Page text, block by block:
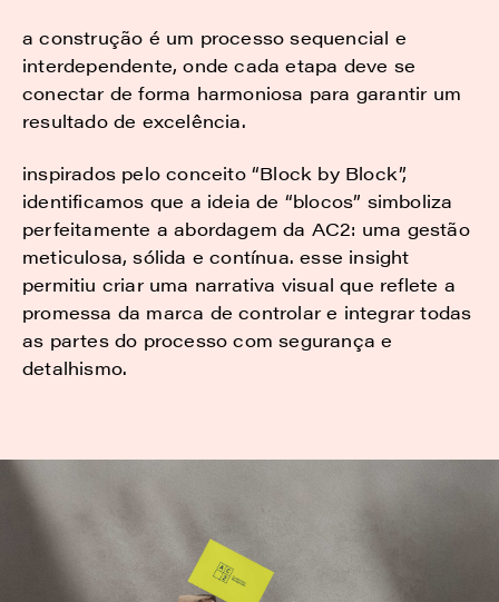
a construção é um processo sequencial e
interdependente, onde cada etapa deve se
conectar de forma harmoniosa para garantir um
resultado de excelência.
inspirados pelo conceito “Block by Block”,
identificamos que a ideia de “blocos” simboliza
perfeitamente a abordagem da AC2: uma gestão
meticulosa, sólida e contínua. esse insight
permitiu criar uma narrativa visual que reflete a
promessa da marca de controlar e integrar todas
as partes do processo com segurança e
detalhismo.